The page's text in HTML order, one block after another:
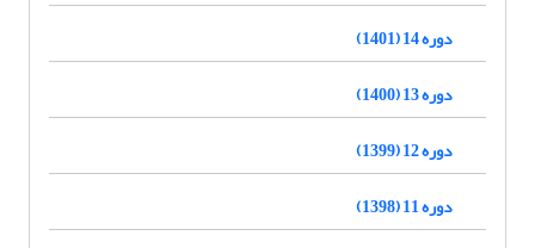
دوره 14 (1401)
دوره 13 (1400)
دوره 12 (1399)
دوره 11 (1398)